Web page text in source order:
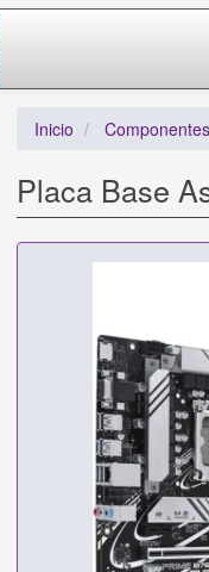
Inicio Componentes
Placa Base